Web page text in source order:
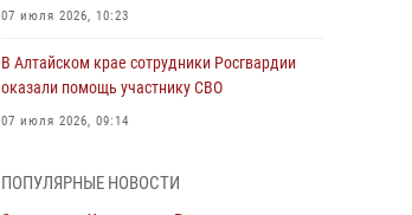
07 июля 2026, 10:23
В Алтайском крае сотрудники Росгвардии
оказали помощь участнику СВО
07 июля 2026, 09:14
бойцы ОМОН «Алтай» провели военно-
ПОПУЛЯРНЫЕ НОВОСТИ